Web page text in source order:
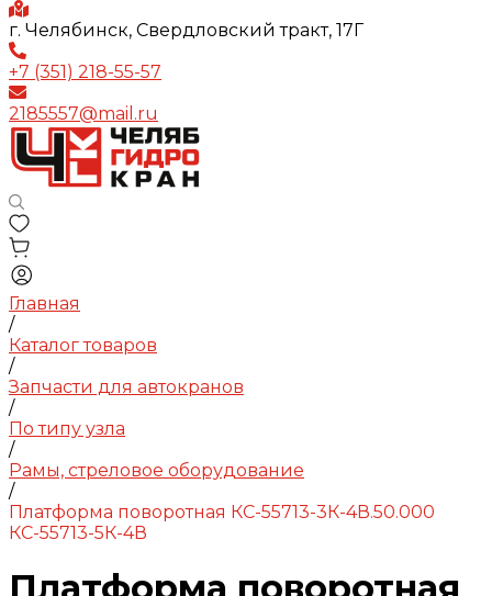
г. Челябинск, Свердловский тракт, 17Г
+7 (351) 218-55-57
2185557@mail.ru
Главная
/
Каталог товаров
/
Запчасти для автокранов
/
По типу узла
/
Рамы, стреловое оборудование
/
Платформа поворотная КС-55713-3К-4В.50.000
КС-55713-5К-4В